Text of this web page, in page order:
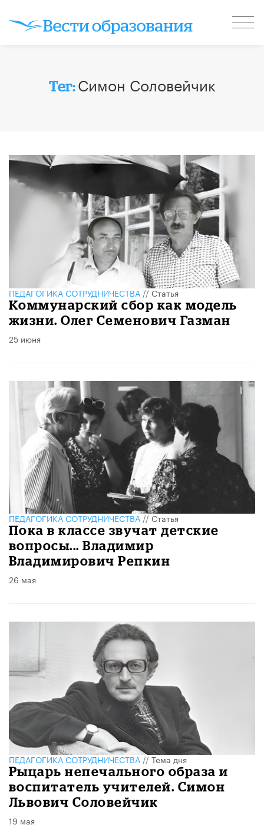
Тег:Симон Соловейчик
ПЕДАГОГИКА СОТРУДНИЧЕСТВА //Статья
​Коммунарский сбор как модель
жизни. Олег Семенович Газман
25 июня
ПЕДАГОГИКА СОТРУДНИЧЕСТВА//Статья
​Пока в классе звучат детские
вопросы... Владимир
Владимирович Репкин
26 мая
ПЕДАГОГИКА СОТРУДНИЧЕСТВА//Тема дня
Рыцарь непечального образа и
воспитатель учителей. Симон
Львович Соловейчик
19 мая